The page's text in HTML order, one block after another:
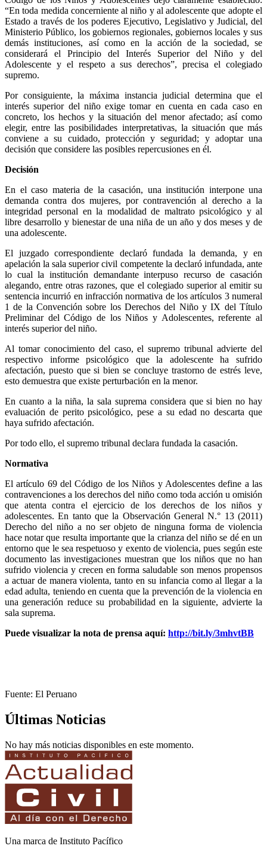
“En toda medida concerniente al niño y al adolescente que adopte el
Estado a través de los poderes Ejecutivo, Legislativo y Judicial, del
Ministerio Público, los gobiernos regionales, gobiernos locales y sus
demás instituciones, así como en la acción de la sociedad, se
considerará el Principio del Interés Superior del Niño y del
Adolescente y el respeto a sus derechos”, precisa el colegiado
supremo.
Por consiguiente, la máxima instancia judicial determina que el
interés superior del niño exige tomar en cuenta en cada caso en
concreto, los hechos y la situación del menor afectado; así como
elegir, entre las posibilidades interpretativas, la situación que más
conviene a su cuidado, protección y seguridad; y adoptar una
decisión que considere las posibles repercusiones en él.
Decisión
En el caso materia de la casación, una institución interpone una
demanda contra dos mujeres, por contravención al derecho a la
integridad personal en la modalidad de maltrato psicológico y al
libre desarrollo y bienestar de una niña de un año y dos meses y de
una adolescente.
El juzgado correspondiente declaró fundada la demanda, y en
apelación la sala superior civil competente la declaró infundada, ante
lo cual la institución demandante interpuso recurso de casación
alegando, entre otras razones, que el colegiado superior al emitir su
sentencia incurrió en infracción normativa de los artículos 3 numeral
1 de la Convención sobre los Derechos del Niño y IX del Título
Preliminar del Código de los Niños y Adolescentes, referente al
interés superior del niño.
Al tomar conocimiento del caso, el supremo tribunal advierte del
respectivo informe psicológico que la adolescente ha sufrido
afectación, puesto que si bien se concluye trastorno de estrés leve,
esto demuestra que existe perturbación en la menor.
En cuanto a la niña, la sala suprema considera que si bien no hay
evaluación de perito psicológico, pese a su edad no descarta que
haya sufrido afectación.
Por todo ello, el supremo tribunal declara fundada la casación.
Normativa
El artículo 69 del Código de los Niños y Adolescentes define a las
contravenciones a los derechos del niño como toda acción u omisión
que atenta contra el ejercicio de los derechos de los niños y
adolescentes. En tanto que la Observación General N.° 13 (2011)
Derecho del niño a no ser objeto de ninguna forma de violencia
hace notar que resulta importante que la crianza del niño se dé en un
entorno que le sea respetuoso y exento de violencia, pues según este
documento las investigaciones muestran que los niños que no han
sufrido violencia y crecen en forma saludable son menos propensos
a actuar de manera violenta, tanto en su infancia como al llegar a la
edad adulta, teniendo en cuenta que la prevención de la violencia en
una generación reduce su probabilidad en la siguiente, advierte la
sala suprema.
Puede visualizar la nota de prensa aquí: http://bit.ly/3mhvtBB
Fuente: El Peruano
Últimas Noticias
No hay más noticias disponibles en este momento.
Una marca de Instituto Pacífico